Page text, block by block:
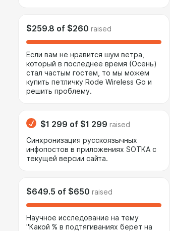
$259.8 of $260 raised
Если вам не нравится шум ветра,
который в последнее время (Осень)
стал частым гостем, то мы можем
купить петличку Rode Wireless Go и
решить проблему.
$1 299 of $1 299 raised
Синхронизация русскоязычных
инфопостов в приложениях SOTKA с
текущей версии сайта.
$649.5 of $650 raised
Научное исследование на тему
"Какой % в подтягиваниях берет на